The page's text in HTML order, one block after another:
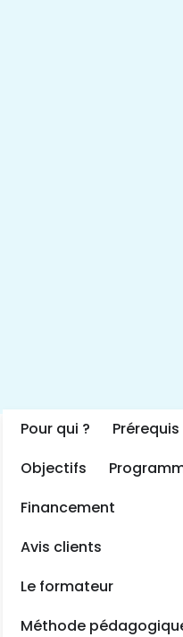
Pour qui ?
Prérequis
Objectifs
Financement
Avis clients
Le formateur
Méthode